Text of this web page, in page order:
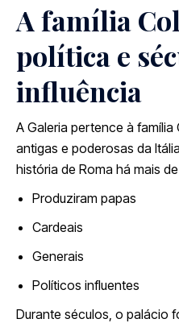
A família
política e
influência
A Galeria pertence à família
antigas e poderosas da
história de Roma há mais
Produziram papas
Cardeais
Generais
Políticos influentes
Durante séculos, o palácio